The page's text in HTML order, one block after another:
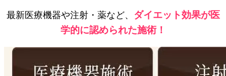
最新医療機器や注射・薬など、 ダイエット効果が医
学的に認められた施術！